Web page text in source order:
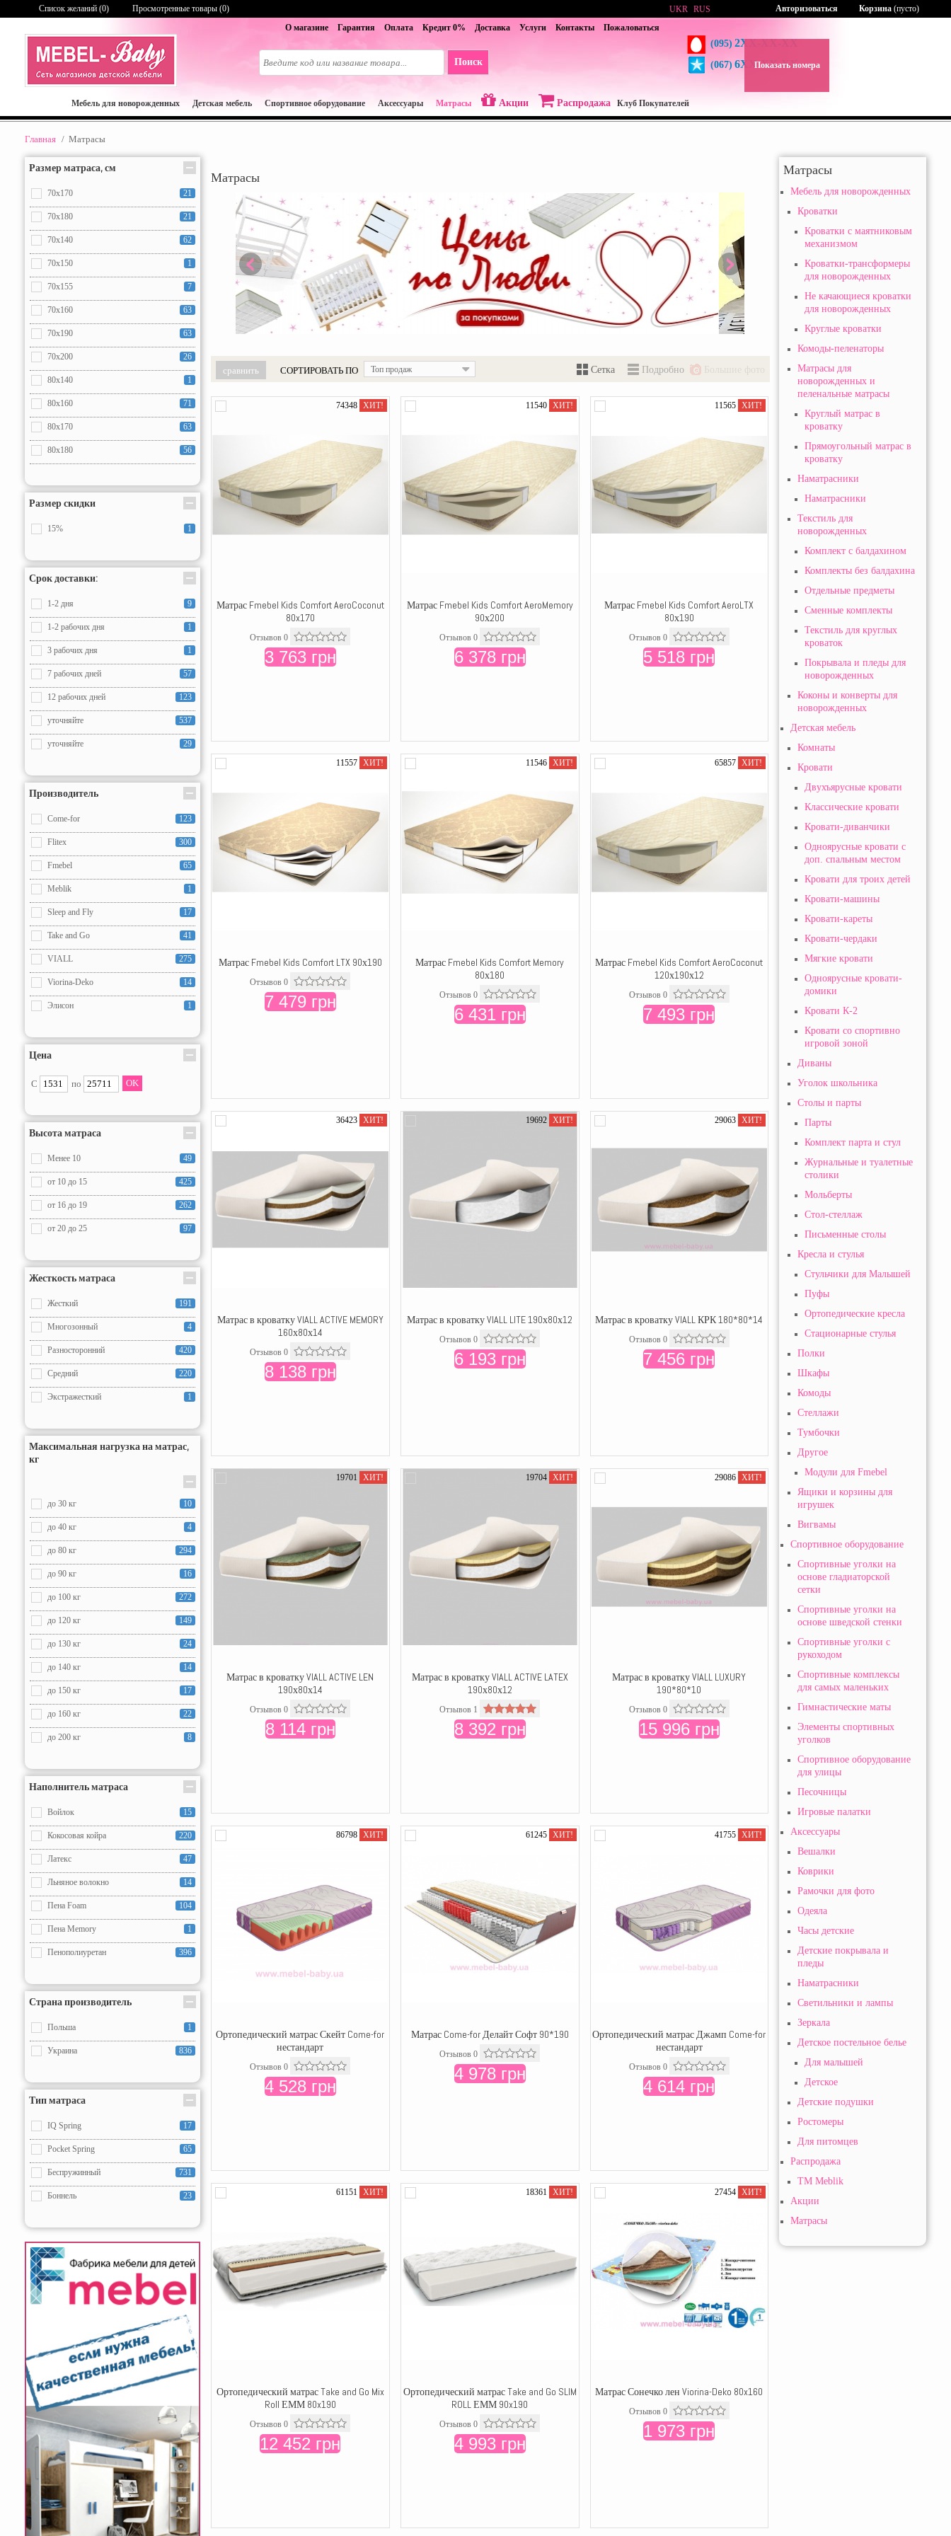
О магазине Гарантия Оплата Кредит 0% Доставка Услуги Контакты Пожаловаться
(095) 2XX-XX-XX
(067) 6XX-XX-XX
Показать номера
UKR RUS
Список желаний (0) Просмотренные товары (0) Корзина (пусто)
Авторизоваться
Мебель для новорожденных Детская мебель Спортивное оборудование Аксессуары Матрасы Акции Распродажа Клуб Покупателей
Главная / Матрасы
Размер матраса, см
70x170 21
70x180 21
70x140 62
70x150 1
70x155 7
70x160 63
70x190 63
70x200 26
80x140 1
80x160 71
80x170 63
80x180 56
77
90x170 7
140x200 3
150x190 1
150x200 1
160x190 1
160x200 3
180x190 1
180x200 1
Нестандарт 21
Размер скидки
15% 1
Срок доставки:
1-2 дня 9
1-2 рабочих дня 1
3 рабочих дня 1
7 рабочих дней 57
12 рабочих дней 123
уточняйте 537
уточняйте 29
Производитель
Come-for 123
Flitex 300
Fmebel 65
Meblik 1
Sleep and Fly 17
Take and Go 41
VIALL 275
Viorina-Deko 14
Элисон 1
Цена
С по
Высота матраса
Менее 10 49
от 10 до 15 425
от 16 до 19 262
от 20 до 25 97
Жесткость матраса
Жесткий 191
Многозонный 4
Разносторонний 420
Средний 220
Экстражесткий 1
Максимальная нагрузка на матрас,
кг
до 30 кг 10
до 40 кг 4
до 80 кг 294
до 90 кг 16
до 100 кг 272
до 120 кг 149
до 130 кг 24
до 140 кг 14
до 150 кг 17
до 160 кг 22
до 200 кг 8
Наполнитель матраса
Войлок 15
Кокосовая койра 220
Латекс 47
Льняное волокно 14
Пена Foam 104
Пена Memory 1
Пенополиуретан 396
Страна производитель
Польша 1
Украина 836
Тип матраса
IQ Spring 17
Pocket Spring 65
Беспружинный 731
Боннель 23
Матрасы
СОРТИРОВАТЬ ПО Топ продаж Сетка Подробно
74348 ХИТ!
Матрас Fmebel Kids Comfort AeroCoconut
80x170
Отзывов 0
3 763 грн
11540 ХИТ!
Матрас Fmebel Kids Comfort AeroMemory
90х200
Отзывов 0
6 378 грн
11565 ХИТ!
Матрас Fmebel Kids Comfort AeroLTX
80х190
Отзывов 0
5 518 грн
11557 ХИТ!
Матрас Fmebel Kids Comfort LTX 90х190
Отзывов 0
7 479 грн
11546 ХИТ!
Матрас Fmebel Kids Comfort Memory
80х180
Отзывов 0
6 431 грн
65857 ХИТ!
Матрас Fmebel Kids Comfort AeroCoconut
120х190х12
Отзывов 0
7 493 грн
36423 ХИТ!
Матрас в кроватку VIALL ACTIVE MEMORY
160х80х14
Отзывов 0
8 138 грн
19692 ХИТ!
Матрас в кроватку VIALL LITE 190х80х12
Отзывов 0
6 193 грн
29063 ХИТ!
Матрас в кроватку VIALL КРК 180*80*14
Отзывов 0
7 456 грн
19701 ХИТ!
Матрас в кроватку VIALL ACTIVE LEN
190х80х14
Отзывов 0
8 114 грн
19704 ХИТ!
Матрас в кроватку VIALL ACTIVE LATEX
190х80х12
Отзывов 1
8 392 грн
29086 ХИТ!
Матрас в кроватку VIALL LUXURY
190*80*10
Отзывов 0
15 996 грн
86798 ХИТ!
Ортопедический матрас Скейт Come-for
нестандарт
Отзывов 0
4 528 грн
61245 ХИТ!
Матрас Come-for Делайт Софт 90*190
Отзывов 0
4 978 грн
41755 ХИТ!
Ортопедический матрас Джамп Come-for
нестандарт
Отзывов 0
4 614 грн
61151 ХИТ!
Ортопедический матрас Take and Go Mix
Roll ЕММ 80x190
Отзывов 0
12 452 грн
18361 ХИТ!
Ортопедический матрас Take and Go SLIM
ROLL ЕММ 90x190
Отзывов 0
4 993 грн
27454 ХИТ!
Матрас Сонечко лен Viorina-Deko 80x160
Отзывов 0
1 973 грн
Матрасы
Мебель для новорожденных
Кроватки
Кроватки с маятниковым
механизмом
Кроватки-трансформеры
для новорожденных
Не качающиеся кроватки
для новорожденных
Круглые кроватки
Комоды-пеленаторы
Матрасы для
новорожденныx и
пеленальные матрасы
Круглый матрас в
кроватку
Прямоугольный матрас в
кроватку
Наматрасники
Наматрасники
Текстиль для
новорожденных
Комплект с балдахином
Комплекты без балдахина
Отдельные предметы
Сменные комплекты
Текстиль для круглых
кроваток
Покрывала и пледы для
новорожденных
Коконы и конверты для
новорожденных
Детская мебель
Комнаты
Кровати
Двухъярусные кровати
Классические кровати
Кровати-диванчики
Одноярусные кровати с
доп. спальным местом
Кровати для троих детей
Кровати-машины
Кровати-кареты
Кровати-чердаки
Мягкие кровати
Одноярусные кровати-
домики
Кровати К-2
Кровати со спортивно
игровой зоной
Диваны
Уголок школьника
Столы и парты
Парты
Комплект парта и стул
Журнальные и туалетные
столики
Мольберты
Стол-стеллаж
Письменные столы
Кресла и стулья
Стульчики для Малышей
Пуфы
Ортопедические кресла
Стационарные стулья
Полки
Шкафы
Комоды
Стеллажи
Тумбочки
Другое
Модули для Fmebel
Ящики и корзины для
игрушек
Вигвамы
Спортивное оборудование
Спортивные уголки на
основе гладиаторской
сетки
Спортивные уголки на
основе шведской стенки
Спортивные уголки с
рукоходом
Спортивные комплексы
для самых маленьких
Гимнастические маты
Элементы спортивных
уголков
Спортивное оборудование
для улицы
Песочницы
Игровые палатки
Аксессуары
Вешалки
Коврики
Рамочки для фото
Одеяла
Часы детские
Детские покрывала и
пледы
Наматрасники
Светильники и лампы
Зеркала
Детское постельное белье
Для малышей
Детское
Детские подушки
Ростомеры
Для питомцев
Распродажа
TM Meblik
Акции
Матрасы